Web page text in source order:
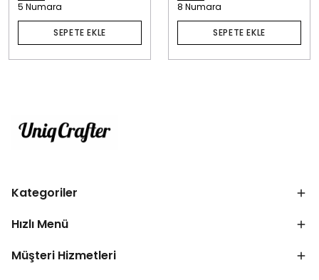
5 Numara
SEPETE EKLE
8 Numara
SEPETE EKLE
Kategoriler
Hızlı Menü
Müşteri Hizmetleri